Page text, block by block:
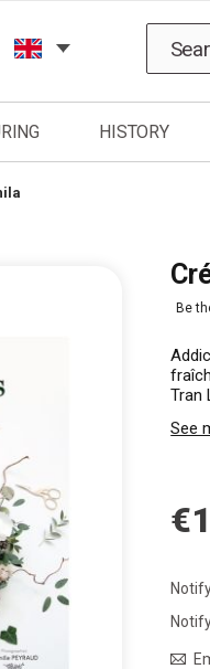
HISTORY
Be
Tran
See